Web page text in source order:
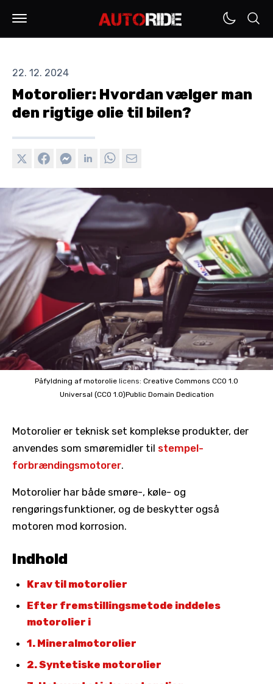
22. 12. 2024
Motorolier: Hvordan vælger man
den rigtige olie til bilen?
Påfyldning af motorolie licens: Creative Commons CC0 1.0
Universal (CC0 1.0)Public Domain Dedication
Motorolier er teknisk set komplekse produkter, der
anvendes som smøremidler til stempel-
forbrændingsmotorer.
Motorolier har både smøre-, køle- og
rengøringsfunktioner, og de beskytter også
motoren mod korrosion.
Indhold
Krav til motorolier
Efter fremstillingsmetode inddeles
motorolier i
1. Mineralmotorolier
2. Syntetiske motorolier